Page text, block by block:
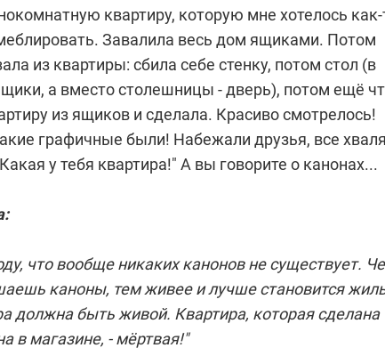
квартиру, которую мне хотелось как-
Завалила весь дом ящиками. Потом
из квартиры: сбила себе стенку, потом стол (в
а вместо столешницы - дверь), потом ещё
из ящиков и сделала. Красиво смотрелось!
графичные были! Набежали друзья, все
у тебя квартира!" А вы говорите о канонах...
что вообще никаких канонов не существует.
каноны, тем живее и лучше становится
должна быть живой. Квартира, которая сделана
в магазине, - мёртвая!"